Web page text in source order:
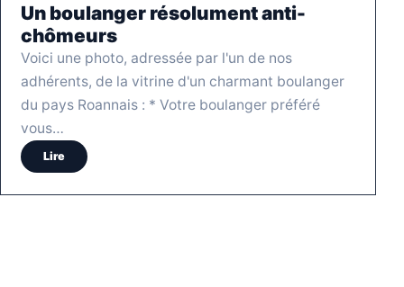
Un boulanger résolument anti-
chômeurs
Voici une photo, adressée par l'un de nos
adhérents, de la vitrine d'un charmant boulanger
du pays Roannais : * Votre boulanger préféré
vous…
Lire